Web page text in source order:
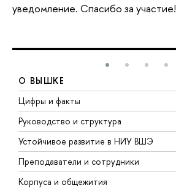
уведомление. Спасибо за участие!
О ВЫШКЕ
Цифры и факты
Руководство и структура
Устойчивое развитие в НИУ ВШЭ
Преподаватели и сотрудники
Корпуса и общежития